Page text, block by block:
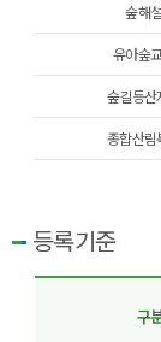
숲해
유아숲
숲길등산
종합산림
등록기준
구